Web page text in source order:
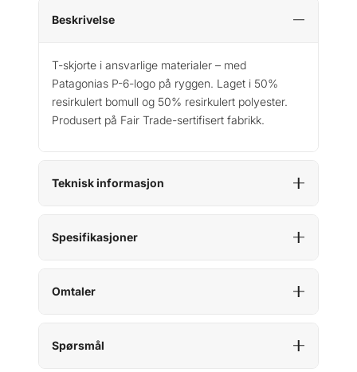
Beskrivelse
T-skjorte i ansvarlige materialer – med
Patagonias P-6-logo på ryggen. Laget i 50%
resirkulert bomull og 50% resirkulert polyester.
Produsert på Fair Trade-sertifisert fabrikk.
Teknisk informasjon
Spesifikasjoner
Omtaler
Spørsmål